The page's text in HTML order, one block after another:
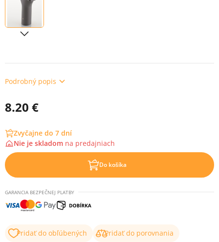
Podrobný popis
8.20 €
Zvyčajne do 7 dní
Nie je skladom na predajniach
Do košíka
GARANCIA BEZPEČNEJ PLATBY
Pridať do obľúbených
Pridať do porovnania